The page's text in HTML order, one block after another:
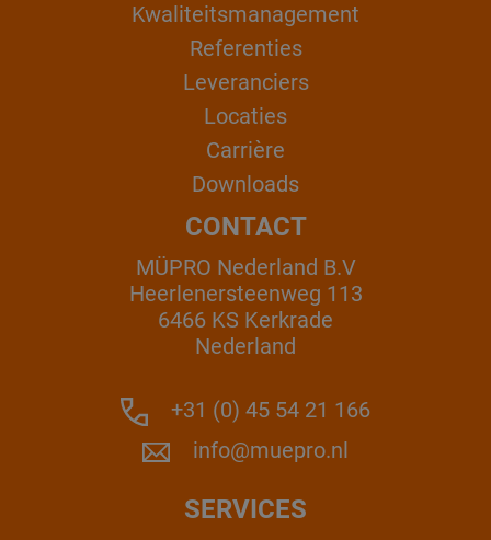
Kwaliteitsmanagement
Referenties
Leveranciers
Locaties
Carrière
Downloads
CONTACT
MÜPRO Nederland B.V
Heerlenersteenweg 113
6466 KS Kerkrade
Nederland
+31 (0) 45 54 21 166
info@muepro.nl
SERVICES